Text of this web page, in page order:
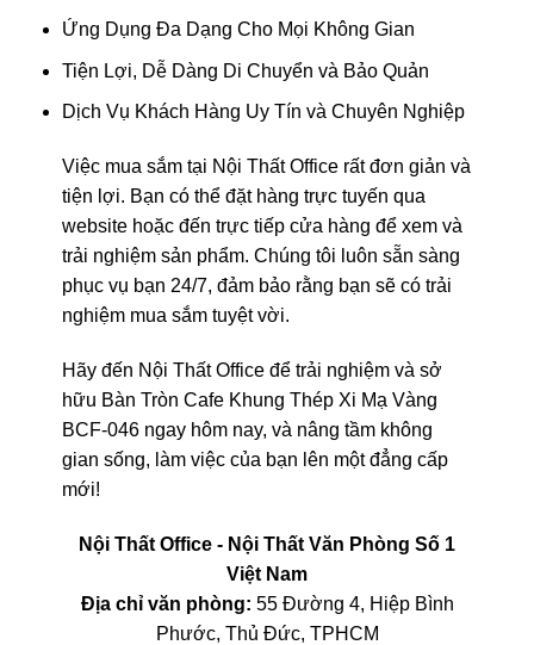
Ứng Dụng Đa Dạng Cho Mọi Không Gian
Tiện Lợi, Dễ Dàng Di Chuyển và Bảo Quản
Dịch Vụ Khách Hàng Uy Tín và Chuyên Nghiệp
Việc mua sắm tại Nội Thất Office rất đơn giản và
tiện lợi. Bạn có thể đặt hàng trực tuyến qua
website hoặc đến trực tiếp cửa hàng để xem và
trải nghiệm sản phẩm. Chúng tôi luôn sẵn sàng
phục vụ bạn 24/7, đảm bảo rằng bạn sẽ có trải
nghiệm mua sắm tuyệt vời.
Hãy đến Nội Thất Office để trải nghiệm và sở
hữu Bàn Tròn Cafe Khung Thép Xi Mạ Vàng
BCF-046 ngay hôm nay, và nâng tầm không
gian sống, làm việc của bạn lên một đẳng cấp
mới!
Nội Thất Office - Nội Thất Văn Phòng Số 1
Việt Nam
Địa chỉ văn phòng: 55 Đường 4, Hiệp Bình
Phước, Thủ Đức, TPHCM